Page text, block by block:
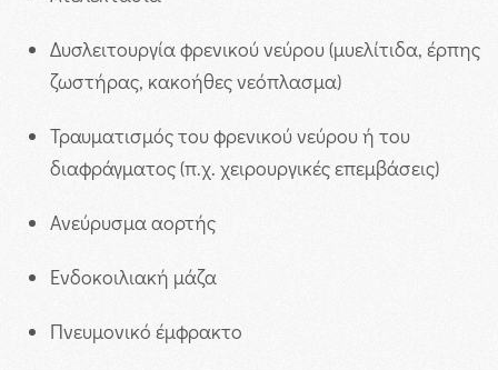
Δυσλειτουργία φρενικού νεύρου (μυελίτιδα, έρπης
ζωστήρας, κακοήθες νεόπλασμα)
Τραυματισμός του φρενικού νεύρου ή του
διαφράγματος (π.χ. χειρουργικές επεμβάσεις)
Ανεύρυσμα αορτής
Ενδοκοιλιακή μάζα
Πνευμονικό έμφρακτο